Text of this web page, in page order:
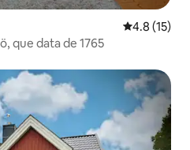
Calificación
4.8 (15)
que data de 1765